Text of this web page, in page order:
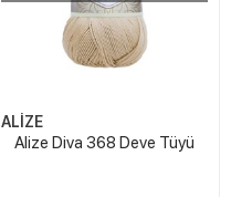
ALİZE
Alize Diva 368 Deve Tüyü